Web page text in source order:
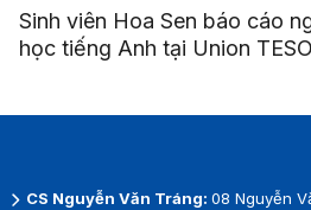
Sinh viên Hoa Sen báo cáo
học tiếng Anh tại Union
CS Nguyễn Văn Tráng: 08 Nguyễn